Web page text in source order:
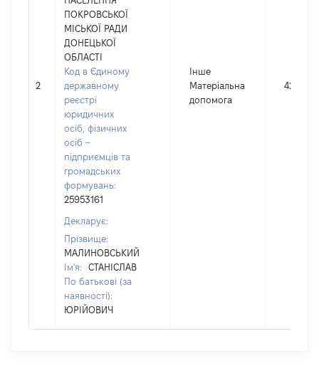
2
ПОКРОВСЬКОЇ
МІСЬКОЇ РАДИ
ДОНЕЦЬКОЇ
ОБЛАСТІ
Код в Єдиному
державному
реєстрі
юридичних
осіб, фізичних
осіб –
підприємців та
громадських
формувань:
25953161
Декларує:
Прізвище:
МАЛИНОВСЬКИЙ
Ім'я:
СТАНІСЛАВ
По батькові (за
наявності):
ЮРІЙОВИЧ
Інше
Матеріальна
допомога
4299